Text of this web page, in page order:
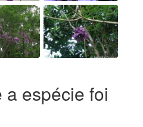
a espécie foi